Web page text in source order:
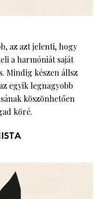
az azt jelenti, hogy
a harmóniát saját
Mindig készen állsz
egyik legnagyobb
köszönhetően
köré.